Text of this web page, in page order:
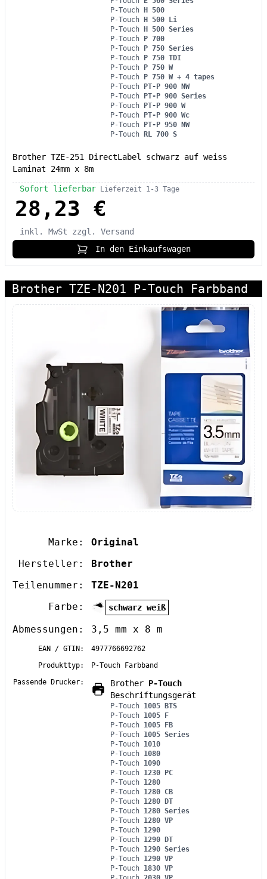
P-Touch H 500
P-Touch H 500 Li
P-Touch H 500 Series
P-Touch P 700
P-Touch P 750 Series
P-Touch P 750 TDI
P-Touch P 750 W
P-Touch P 750 W + 4 tapes
P-Touch PT-P 900 NW
P-Touch PT-P 900 Series
P-Touch PT-P 900 W
P-Touch PT-P 900 Wc
P-Touch PT-P 950 NW
P-Touch RL 700 S
Brother TZE-251 DirectLabel schwarz auf weiss
Laminat 24mm x 8m
Sofort lieferbar Lieferzeit 1-3 Tage
28,23 €
inkl. MwSt
zzgl. Versand
In den Einkaufswagen
Brother TZE-N201 P-Touch Farbband
Marke:
Original
Hersteller:
Brother
Teilenummer:
TZE-N201
Farbe:
schwarz weiß
Abmessungen: 3,5 mm x 8 m
EAN / GTIN:
4977766692762
Produkttyp:
P-Touch Farbband
Passende Drucker:
Brother P-Touch
Beschriftungsgerät
P-Touch 1005 BTS
P-Touch 1005 F
P-Touch 1005 FB
P-Touch 1005 Series
P-Touch 1010
P-Touch 1080
P-Touch 1090
P-Touch 1230 PC
P-Touch 1280
P-Touch 1280 CB
P-Touch 1280 DT
P-Touch 1280 Series
P-Touch 1280 VP
P-Touch 1290
P-Touch 1290 DT
P-Touch 1290 Series
P-Touch 1290 VP
P-Touch 1830 VP